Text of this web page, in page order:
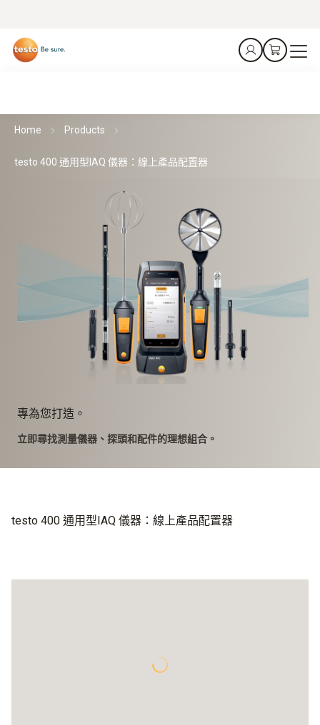
Home Products
testo 400 通用型IAQ 儀器：線上產品配置器
專為您打造。
立即尋找測量儀器、探頭和配件的理想組合。
testo 400 通用型IAQ 儀器：線上產品配置器